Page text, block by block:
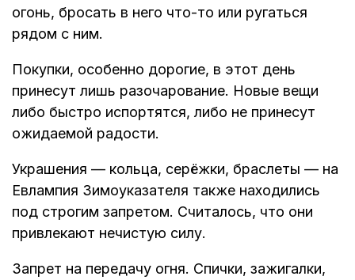
огонь, бросать в него что-то или ругаться
рядом с ним.
Покупки, особенно дорогие, в этот день
принесут лишь разочарование. Новые вещи
либо быстро испортятся, либо не принесут
ожидаемой радости.
Украшения — кольца, серёжки, браслеты — на
Евлампия Зимоуказателя также находились
под строгим запретом. Считалось, что они
привлекают нечистую силу.
Запрет на передачу огня. Спички, зажигалки,